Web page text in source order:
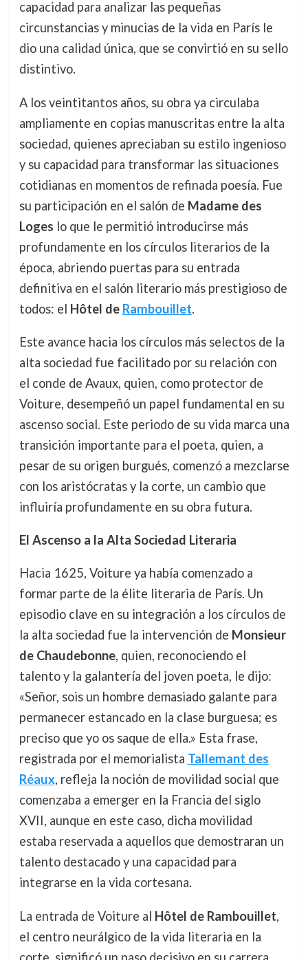
capacidad para analizar las pequeñas
circunstancias y minucias de la vida en París le
dio una calidad única, que se convirtió en su sello
distintivo.
A los veintitantos años, su obra ya circulaba
ampliamente en copias manuscritas entre la alta
sociedad, quienes apreciaban su estilo ingenioso
y su capacidad para transformar las situaciones
cotidianas en momentos de refinada poesía. Fue
su participación en el salón de Madame des
Loges lo que le permitió introducirse más
profundamente en los círculos literarios de la
época, abriendo puertas para su entrada
definitiva en el salón literario más prestigioso de
todos: el Hôtel de Rambouillet.
Este avance hacia los círculos más selectos de la
alta sociedad fue facilitado por su relación con
el conde de Avaux, quien, como protector de
Voiture, desempeñó un papel fundamental en su
ascenso social. Este periodo de su vida marca una
transición importante para el poeta, quien, a
pesar de su origen burgués, comenzó a mezclarse
con los aristócratas y la corte, un cambio que
influiría profundamente en su obra futura.
El Ascenso a la Alta Sociedad Literaria
Hacia 1625, Voiture ya había comenzado a
formar parte de la élite literaria de París. Un
episodio clave en su integración a los círculos de
la alta sociedad fue la intervención de Monsieur
de Chaudebonne, quien, reconociendo el
talento y la galantería del joven poeta, le dijo:
«Señor, sois un hombre demasiado galante para
permanecer estancado en la clase burguesa; es
preciso que yo os saque de ella.» Esta frase,
registrada por el memorialista Tallemant des
Réaux, refleja la noción de movilidad social que
comenzaba a emerger en la Francia del siglo
XVII, aunque en este caso, dicha movilidad
estaba reservada a aquellos que demostraran un
talento destacado y una capacidad para
integrarse en la vida cortesana.
La entrada de Voiture al Hôtel de Rambouillet,
el centro neurálgico de la vida literaria en la
corte, significó un paso decisivo en su carrera.